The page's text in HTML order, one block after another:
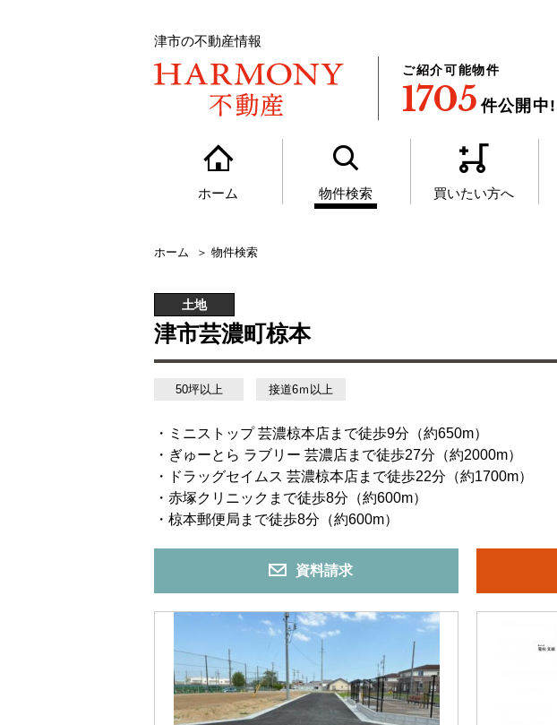
津市の不動産情報
ご紹介可能物件
1705 件公開中!
ホーム 物件検索 買いたい方へ
ホーム 物件検索
土地
津市芸濃町椋本
50坪以上 接道6ｍ以上
・ミニストップ 芸濃椋本店まで徒歩9分（約650m）
・ぎゅーとら ラブリー 芸濃店まで徒歩27分（約2000m）
・ドラッグセイムス 芸濃椋本店まで徒歩22分（約1700m）
・赤塚クリニックまで徒歩8分（約600m）
・椋本郵便局まで徒歩8分（約600m）
資料請求